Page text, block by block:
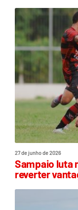
27 de junho de 2026
Sampaio luta
reverter